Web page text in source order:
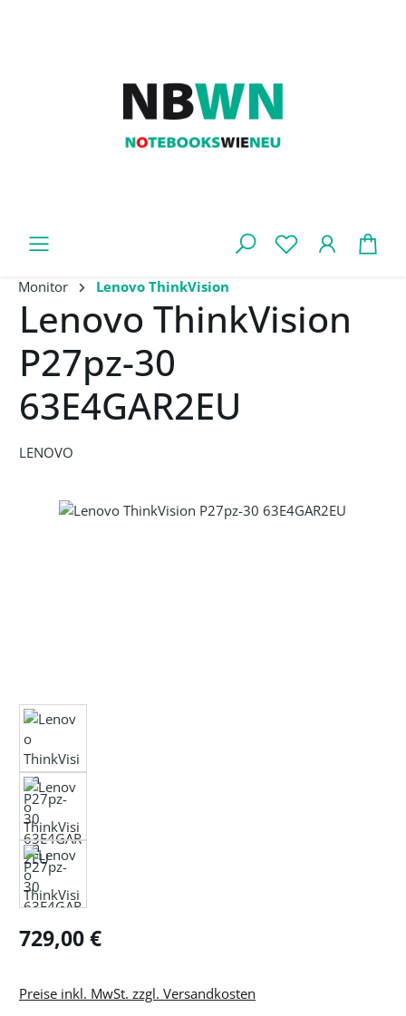
Monitor Lenovo ThinkVision
Lenovo ThinkVision
P27pz-30
63E4GAR2EU
LENOVO
Bildergalerie überspringen
Regulärer Preis:
729,00 €
Preise inkl. MwSt. zzgl. Versandkosten